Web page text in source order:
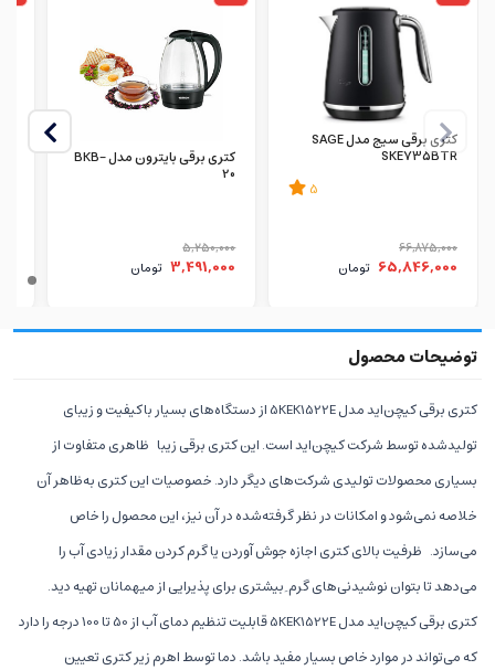
کتری برقی سیج مدل SAGE
SKE735BTR
5
66,875,000
65,846,000 تومان
کتری برقی بایترون مدل BKB-
20
5,250,000
3,491,000 تومان
کتری برقی کیچن‌اید مدل 5KEK1522E از دستگاه‌های بسیار باکیفیت و زیبای
تولیدشده توسط شرکت کیچن‌اید است. این کتری برقی زیبا ظاهری متفاوت از
بسیاری محصولات تولیدی شرکت‌های دیگر دارد. خصوصیات این کتری به‌ظاهر آن
خلاصه نمی‌شود و امکانات در نظر گرفته‌شده در آن نیز، این محصول را خاص
می‌سازد. ظرفیت بالای کتری اجازه جوش آوردن یا گرم کردن مقدار زیادی آب را
می‌دهد تا بتوان نوشیدنی‌های گرم ِ بیشتری برای پذیرایی از میهمانان تهیه دید.
کتری برقی کیچن‌اید مدل 5KEK1522E قابلیت تنظیم دمای آب از 50 تا 100 درجه را دارد
که می‌تواند در موارد خاص بسیار مفید باشد. دما توسط اهرم زیر کتری تعیین